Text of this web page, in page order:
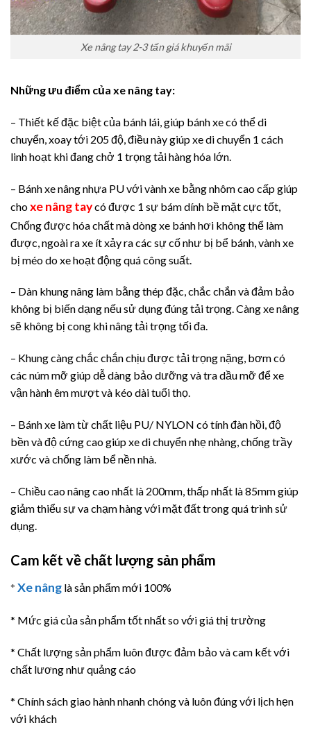
Xe nâng tay 2-3 tấn giá khuyến mãi
Những ưu điểm của xe nâng tay:
– Thiết kế đặc biệt của bánh lái, giúp bánh xe có thể di
chuyển, xoay tới 205 độ, điều này giúp xe di chuyển 1 cách
linh hoạt khi đang chở 1 trọng tải hàng hóa lớn.
– Bánh xe nâng nhựa PU với vành xe bằng nhôm cao cấp giúp
choxe nâng taycó được 1 sự bám dính bề mặt cực tốt,
Chống được hóa chất mà dòng xe bánh hơi không thể làm
được, ngoài ra xe ít xảy ra các sự cố như bị bể bánh, vành xe
bị méo do xe hoạt động quá công suất.
– Dàn khung nâng làm bằng thép đặc, chắc chắn và đảm bảo
không bị biến dạng nếu sử dụng đúng tải trọng. Càng xe nâng
sẽ không bị cong khi nâng tải trọng tối đa.
– Khung càng chắc chắn chịu được tải trọng nặng, bơm có
các núm mỡ giúp dễ dàng bảo dưỡng và tra dầu mỡ để xe
vận hành êm mượt và kéo dài tuổi thọ.
– Bánh xe làm từ chất liệu PU/ NYLON có tính đàn hồi, độ
bền và độ cứng cao giúp xe di chuyển nhẹ nhàng, chống trầy
xước và chống làm bể nền nhà.
– Chiều cao nâng cao nhất là 200mm, thấp nhất là 85mm giúp
giảm thiểu sự va chạm hàng với mặt đất trong quá trình sử
dụng.
Cam kết về chất lượng sản phẩm
* Xe nâng là sản phẩm mới 100%
* Mức giá của sản phẩm tốt nhất so với giá thị trường
* Chất lượng sản phẩm luôn được đảm bảo và cam kết với
chất lương như quảng cáo
* Chính sách giao hành nhanh chóng và luôn đúng với lịch hẹn
với khách